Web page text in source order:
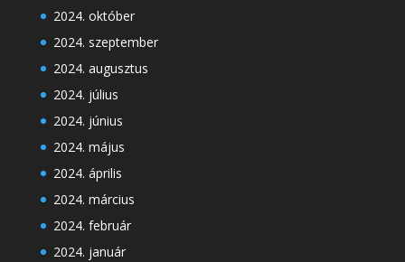
2024. október
2024. szeptember
2024. augusztus
2024. július
2024. június
2024. május
2024. április
2024. március
2024. február
2024. január